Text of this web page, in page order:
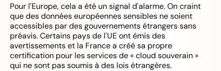
Pour l'Europe, cela a été un signal d'alarme. On craint
que des données européennes sensibles ne soient
accessibles par des gouvernements étrangers sans
préavis. Certains pays de l'UE ont émis des
avertissements et la France a créé sa propre
certification pour les services de « cloud souverain »
qui ne sont pas soumis à des lois étrangères.